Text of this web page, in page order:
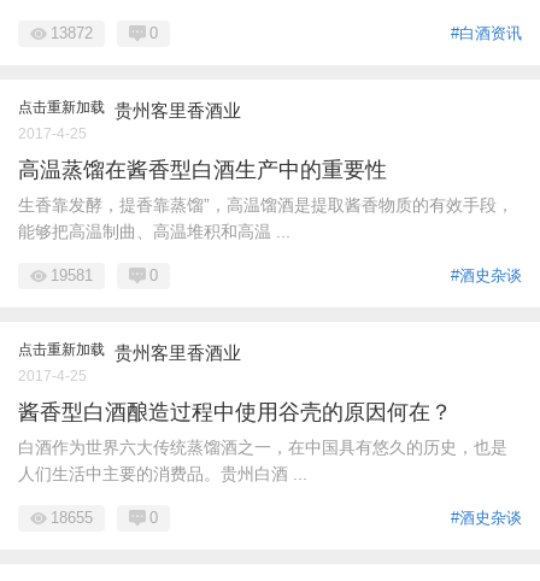
#白酒资讯
13872 0
点击重新加载 贵州客里香酒业
2017-4-25
高温蒸馏在酱香型白酒生产中的重要性
生香靠发酵，提香靠蒸馏”，高温馏酒是提取酱香物质的有效手段，
能够把高温制曲、高温堆积和高温 ...
#酒史杂谈
19581 0
点击重新加载 贵州客里香酒业
2017-4-25
酱香型白酒酿造过程中使用谷壳的原因何在？
白酒作为世界六大传统蒸馏酒之一，在中国具有悠久的历史，也是
人们生活中主要的消费品。贵州白酒 ...
#酒史杂谈
18655 0